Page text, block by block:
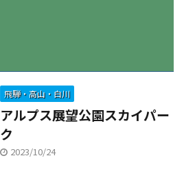
飛騨・高山・白川
アルプス展望公園スカイパー
ク
2023/10/24